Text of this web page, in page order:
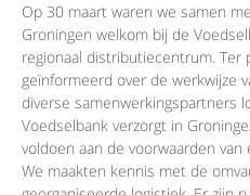
Op 30 maart waren we samen
Groningen welkom bij de
regionaal distributiecentrum. Ter
geïnformeerd over de werkwijze
diverse samenwerkingspartners
Voedselbank verzorgt in
voldoen aan de voorwaarden
We maakten kennis met de